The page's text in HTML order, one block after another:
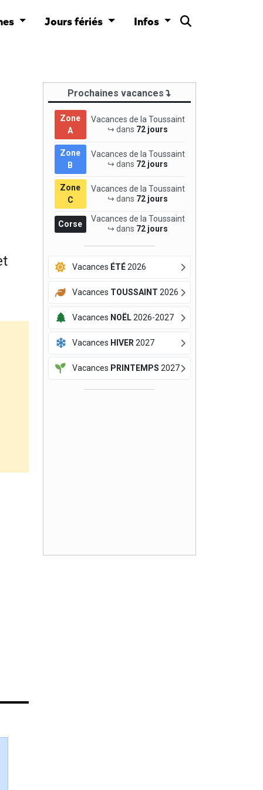
Jours fériés Infos
Prochaines vacances
Zone
A
Vacances de la Toussaint
↪ dans 72 jours
Zone
B
Vacances de la Toussaint
↪ dans 72 jours
Zone
C
Vacances de la Toussaint
↪ dans 72 jours
Corse
Vacances de la Toussaint
↪ dans 72 jours
Vacances ÉTÉ2026
Vacances TOUSSAINT 2026
Vacances NOËL2026-2027
Vacances HIVER 2027
Vacances PRINTEMPS 2027